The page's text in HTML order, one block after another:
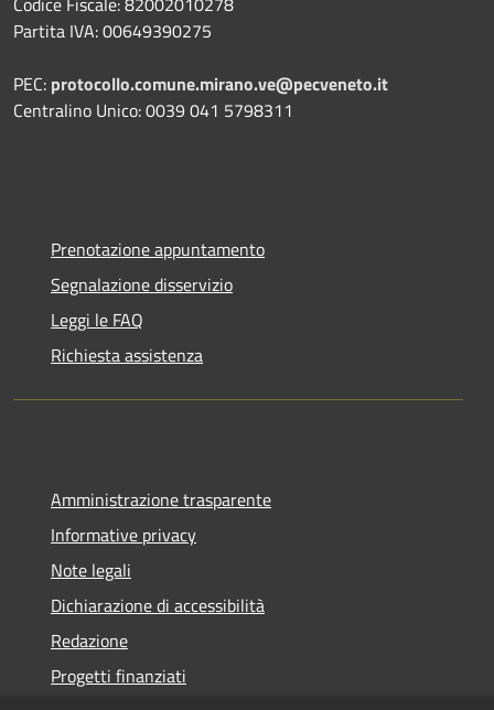
Partita IVA: 00649390275
PEC: protocollo.comune.mirano.ve@pecveneto.it
Centralino Unico: 0039 041 5798311
Prenotazione appuntamento
Segnalazione disservizio
Leggi le FAQ
Richiesta assistenza
Amministrazione trasparente
Informative privacy
Note legali
Dichiarazione di accessibilità
Redazione
Progetti finanziati